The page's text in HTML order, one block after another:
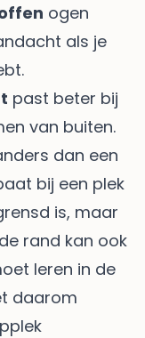
ogen
als je
past beter bij
van buiten.
dan een
bij een plek
is, maar
rand kan ook
leren in de
daarom